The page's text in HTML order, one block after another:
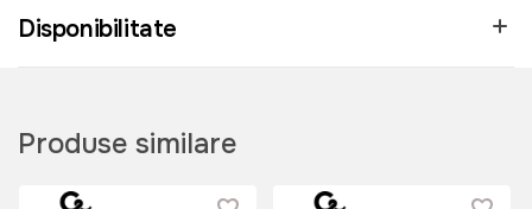
Disponibilitate
Produse similare